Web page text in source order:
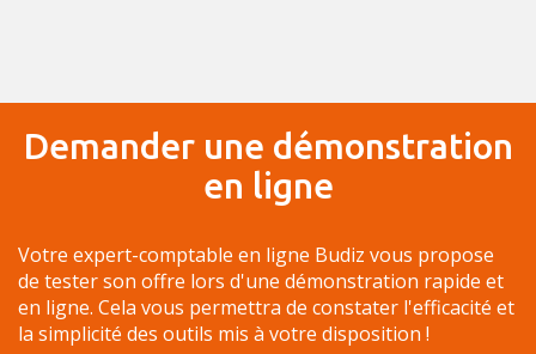
Demander une démonstration
en ligne
Votre expert-comptable en ligne Budiz vous propose
de tester son offre lors d'une démonstration rapide et
en ligne. Cela vous permettra de constater l'efficacité et
la simplicité des outils mis à votre disposition !